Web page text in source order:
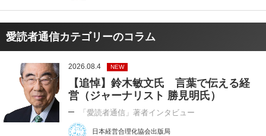
愛読者通信カテゴリーのコラム
2026.08.4 NEW
【追悼】鈴木敏文氏 言葉で伝える経
営（ジャーナリスト 勝見明氏）
「愛読者通信」著者インタビュー
日本経営合理化協会出版局